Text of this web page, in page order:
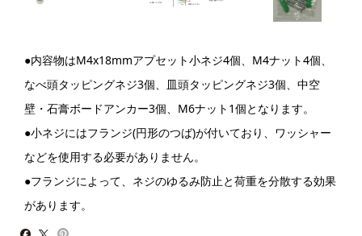
●内容物はM4x18mmアプセット小ネジ4個、M4ナット4個、
なべ頭タッピングネジ3個、皿頭タッピングネジ3個、中空
壁・石膏ボードアンカー3個、M6ナット1個となります。
●小ネジにはフランジ(円形のつば)が付いており、ワッシャー
などを使用する必要がありません。
●フランジによって、ネジのゆるみ防止と荷重を分散する効果
があります。